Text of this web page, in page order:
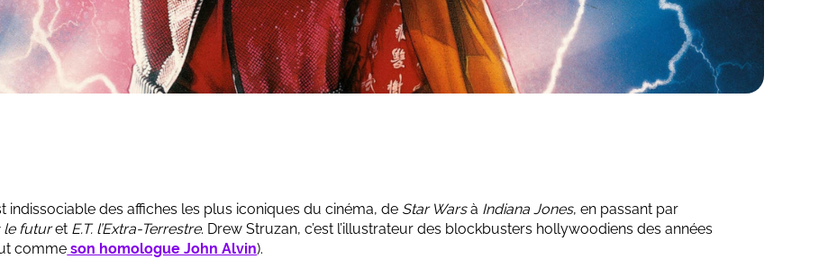
indissociable des affiches les plus iconiques du cinéma, de Star Warsà Indiana Jones, en passant par
le futuret E.T. l’Extra-Terrestre. Drew Struzan, c’est l’illustrateur des blockbusters hollywoodiens des années
comme son homologue John Alvin).